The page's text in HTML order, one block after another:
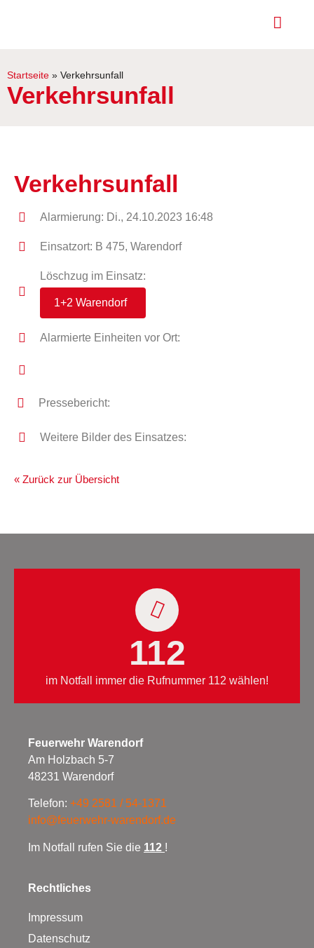
Startseite » Verkehrsunfall
Verkehrsunfall
Verkehrsunfall
Alarmierung: Di., 24.10.2023 16:48
Einsatzort: B 475, Warendorf
Löschzug im Einsatz:
1+2 Warendorf
Alarmierte Einheiten vor Ort:
Pressebericht:
Weitere Bilder des Einsatzes:
« Zurück zur Übersicht
112
im Notfall immer die Rufnummer 112 wählen!
Feuerwehr Warendorf
Am Holzbach 5-7
48231 Warendorf
Telefon: +49 2581 / 54-1371
info@feuerwehr-warendorf.de
Im Notfall rufen Sie die 112 !
Rechtliches
Impressum
Datenschutz